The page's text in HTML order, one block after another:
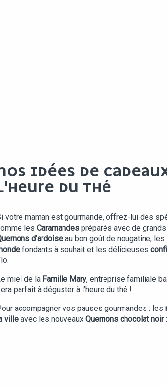
IDÉES DE
DU THÉ
votre maman est gourmande, offrez-lui des
les Caramandes préparés avec de
d’ardoise au bon goût de nougatine, les
fondants à souhait et les délicieuses
miel de la Famille Mary, entreprise familiale
parfait à déguster à l’heure du thé !
accompagner vos pauses gourmandes : les
ville avec les nouveaux Quernons chocolat noir